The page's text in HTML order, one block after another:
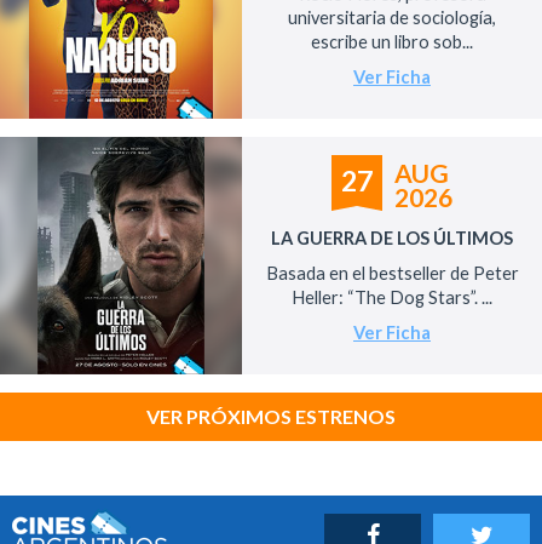
universitaria de sociología,
escribe un libro sob...
Ver Ficha
27
AUG
2026
LA GUERRA DE LOS ÚLTIMOS
Basada en el bestseller de Peter
Heller: “The Dog Stars”. ...
Ver Ficha
VER PRÓXIMOS ESTRENOS